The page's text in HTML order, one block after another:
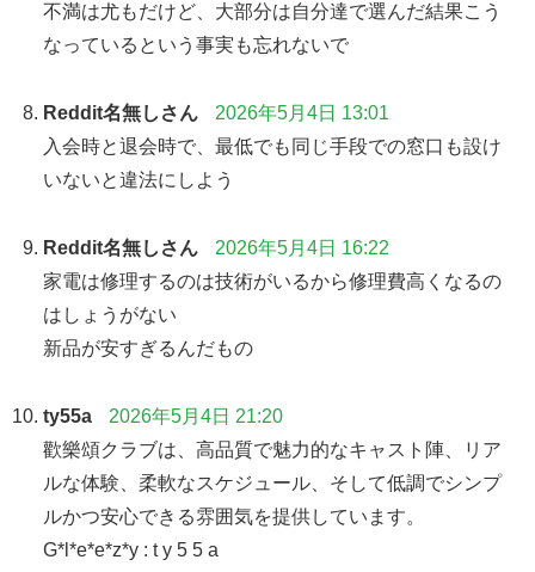
不満は尤もだけど、大部分は自分達で選んだ結果こう
なっているという事実も忘れないで
Reddit名無しさん
2026年5月4日 13:01
入会時と退会時で、最低でも同じ手段での窓口も設け
いないと違法にしよう
Reddit名無しさん
2026年5月4日 16:22
家電は修理するのは技術がいるから修理費高くなるの
はしょうがない
新品が安すぎるんだもの
ty55a
2026年5月4日 21:20
歡樂頌クラブは、高品質で魅力的なキャスト陣、リア
ルな体験、柔軟なスケジュール、そして低調でシンプ
ルかつ安心できる雰囲気を提供しています。
G*l*e*e*z*y : t y 5 5 a